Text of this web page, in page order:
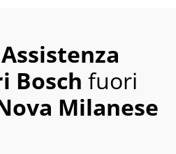
Bosch fuori
Milanese